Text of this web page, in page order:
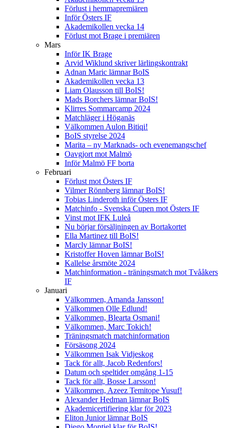
Förlust i hemmapremiären
Inför Östers IF
Akademikollen vecka 14
Förlust mot Brage i premiären
Mars
Inför IK Brage
Arvid Wiklund skriver lärlingskontrakt
Adnan Maric lämnar BoIS
Akademikollen vecka 13
Liam Olausson till BoIS!
Mads Borchers lämnar BoIS!
Klirres Sommarcamp 2024
Matchläger i Höganäs
Välkommen Aulon Bitiqi!
BoIS styrelse 2024
Marita – ny Marknads- och evenemangschef
Oavgjort mot Malmö
Inför Malmö FF borta
Februari
Förlust mot Östers IF
Vilmer Rönnberg lämnar BoIS!
Tobias Linderoth inför Östers IF
Matchinfo - Svenska Cupen mot Östers IF
Vinst mot IFK Luleå
Nu börjar försäljningen av Bortakortet
Ella Martinez till BoIS!
Marcly lämnar BoIS!
Kristoffer Hoven lämnar BoIS!
Kallelse årsmöte 2024
Matchinformation - träningsmatch mot Tvååkers
IF
Januari
Välkommen, Amanda Jansson!
Välkommen Olle Edlund!
Välkommen, Blearta Osmani!
Välkommen, Marc Tokich!
Träningsmatch matchinformation
Försäsong 2024
Välkommen Isak Vidjeskog
Tack för allt, Jacob Redenfors!
Datum och speltider omgång 1-15
Tack för allt, Bosse Larsson!
Välkommen, Azeez Temitope Yusuf!
Alexander Hedman lämnar BoIS
Akademicertifiering klar för 2023
Eliton Junior lämnar BoIS